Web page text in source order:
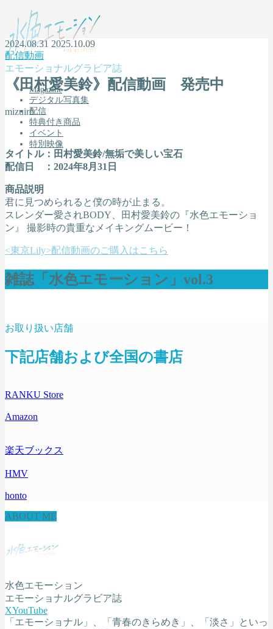
エモーショナルグラビア誌
Magazine
デジタル写真集
配信
特典付き商品
イベント
特別映像
Magazine
デジタル写真集
配信
イベント
Follow Me
2024.08.31 2025.10.09
配信動画
《田村愛美鈴》配信動画 発売中
mizuiro
タイトル：田村愛美鈴/無垢で美しい宝石
配信日 ：2024年8月31日
商品説明
君に見つめられると僕の時が止まる。
スレンダー愛されBODY、田村愛美鈴の『水色エモーショ
ン』 撮影時の貴重なメイキングムービー！
<東京Lily>配信動画のご購入はこちら
雑誌「水色エモーション」vol.3
お取り扱い店舗
下記店舗および全国の書店
RANKU Store
Amazon
楽天ブックス
HMV
honto
ABOUT ME
水色エモーション
エモーショナルグラビア誌
XYouTube
「エモーショナル」、「青春のきらめき」、「淡さ」といっ